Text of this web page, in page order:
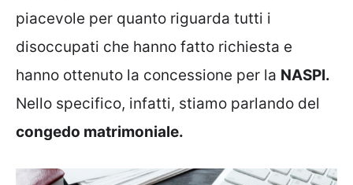
piacevole per quanto riguarda tutti i
disoccupati che hanno fatto richiesta e
hanno ottenuto la concessione per la NASPI.
Nello specifico, infatti, stiamo parlando del
congedo matrimoniale.